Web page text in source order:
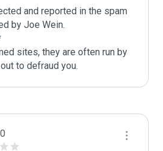
and reported in the spam
by Joe Wein.
sites, they are often run by
to defraud you.